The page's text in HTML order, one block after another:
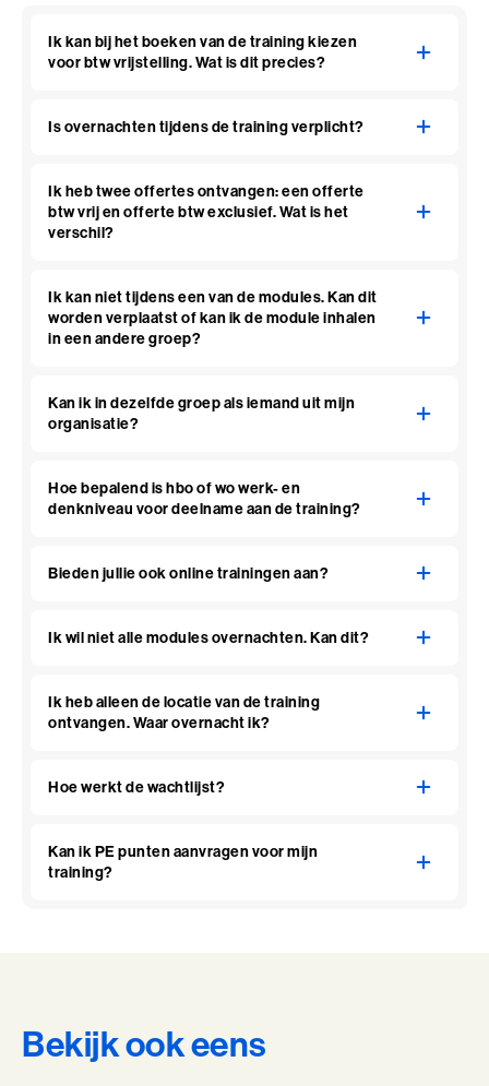
Ik kan bij het boeken van de training kiezen
voor btw vrijstelling. Wat is dit precies?
Is overnachten tijdens de training verplicht?
Ik heb twee offertes ontvangen: een offerte
btw vrij en offerte btw exclusief. Wat is het
verschil?
Ik kan niet tijdens een van de modules. Kan dit
worden verplaatst of kan ik de module inhalen
in een andere groep?
Kan ik in dezelfde groep als iemand uit mijn
organisatie?
Hoe bepalend is hbo of wo werk- en
denkniveau voor deelname aan de training?
Bieden jullie ook online trainingen aan?
Ik wil niet alle modules overnachten. Kan dit?
Ik heb alleen de locatie van de training
ontvangen. Waar overnacht ik?
Hoe werkt de wachtlijst?
Kan ik PE punten aanvragen voor mijn
training?
Bekijk ook eens